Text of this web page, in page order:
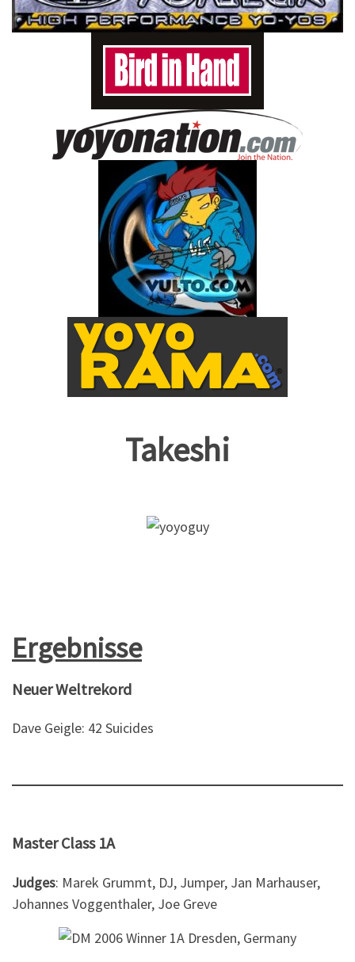
Takeshi
Ergebnisse
Neuer Weltrekord
Dave Geigle: 42 Suicides
Master Class 1A
Judges: Marek Grummt, DJ, Jumper, Jan Marhauser,
Johannes Voggenthaler, Joe Greve